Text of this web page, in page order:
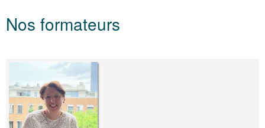
Nos formateurs